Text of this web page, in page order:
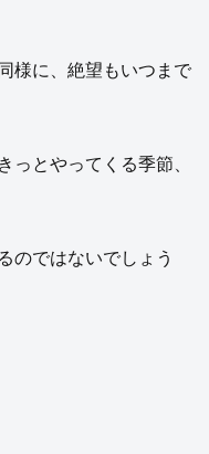
様に、絶望もいつまで
っとやってくる季節、
のではないでしょう